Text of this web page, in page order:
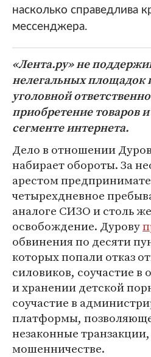
насколько справедлива
мессенджера.
«Лента.ру» не
нелегальных площадок
уголовной
приобретение товаров
сегменте интернета.
Дело в отношении
набирает обороты. За
арестом
четырехдневное
аналоге СИЗО и столь
освобождение. Дурову
обвинения по десяти
которых попали отказ
силовиков, соучастие в
и хранении детской
соучастие в
платформы,
незаконные
мошенничестве.